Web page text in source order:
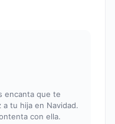
encanta que te
tu hija en Navidad.
con ella.